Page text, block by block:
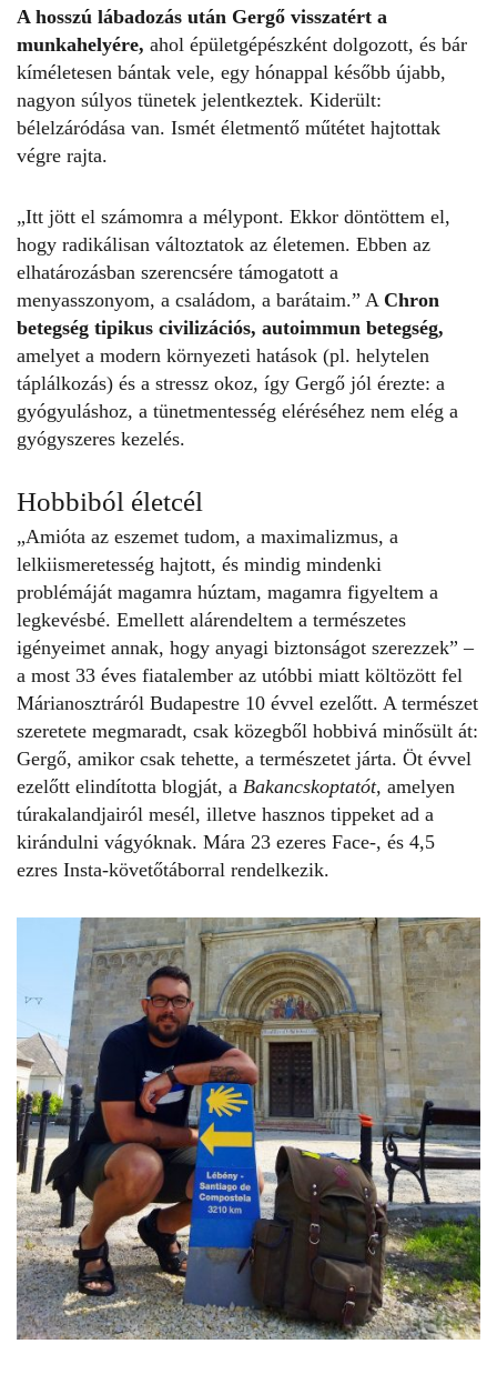
A hosszú lábadozás után Gergő visszatért a
munkahelyére, ahol épületgépészként dolgozott, és bár
kíméletesen bántak vele, egy hónappal később újabb,
nagyon súlyos tünetek jelentkeztek. Kiderült:
bélelzáródása van. Ismét életmentő műtétet hajtottak
végre rajta.
„Itt jött el számomra a mélypont. Ekkor döntöttem el,
hogy radikálisan változtatok az életemen. Ebben az
elhatározásban szerencsére támogatott a
menyasszonyom, a családom, a barátaim.” A Chron
betegség tipikus civilizációs, autoimmun betegség,
amelyet a modern környezeti hatások (pl. helytelen
táplálkozás) és a stressz okoz, így Gergő jól érezte: a
gyógyuláshoz, a tünetmentesség eléréséhez nem elég a
gyógyszeres kezelés.
Hobbiból életcél
„Amióta az eszemet tudom, a maximalizmus, a
lelkiismeretesség hajtott, és mindig mindenki
problémáját magamra húztam, magamra figyeltem a
legkevésbé. Emellett alárendeltem a természetes
igényeimet annak, hogy anyagi biztonságot szerezzek” –
a most 33 éves fiatalember az utóbbi miatt költözött fel
Márianosztráról Budapestre 10 évvel ezelőtt. A természet
szeretete megmaradt, csak közegből hobbivá minősült át:
Gergő, amikor csak tehette, a természetet járta. Öt évvel
ezelőtt elindította blogját, a Bakancskoptatót, amelyen
túrakalandjairól mesél, illetve hasznos tippeket ad a
kirándulni vágyóknak. Mára 23 ezeres Face-, és 4,5
ezres Insta-követőtáborral rendelkezik.